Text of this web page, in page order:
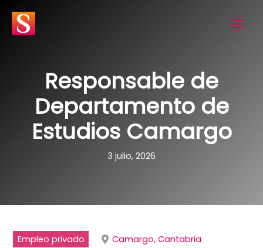
contenido
Responsable de
Departamento de
Estudios Camargo
3 julio, 2026
Empleo privado
Camargo, Cantabria